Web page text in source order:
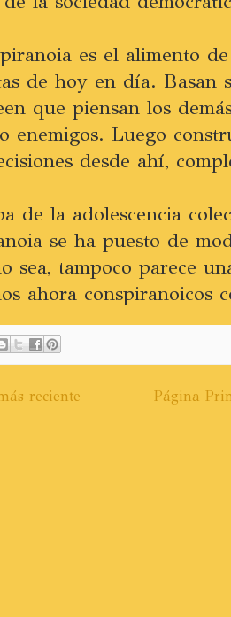
es el alimento
de hoy en día. Basan
que piensan los
enemigos. Luego
desde ahí,
de la adolescencia
se ha puesto de
sea, tampoco parece
ahora conspiranoicos
reciente Página